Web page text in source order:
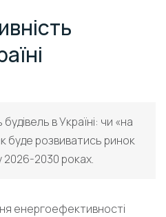
в Україні: чи «на
буде розвиватись ринок
2026-2030 роках.
енергоефективності